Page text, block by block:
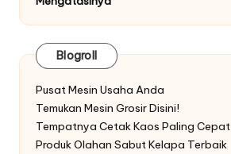
Blogroll
Pusat Mesin Usaha Anda
Temukan Mesin Grosir Disini!
Tempatnya Cetak Kaos Paling Cepat
Produk Olahan Sabut Kelapa Terbaik